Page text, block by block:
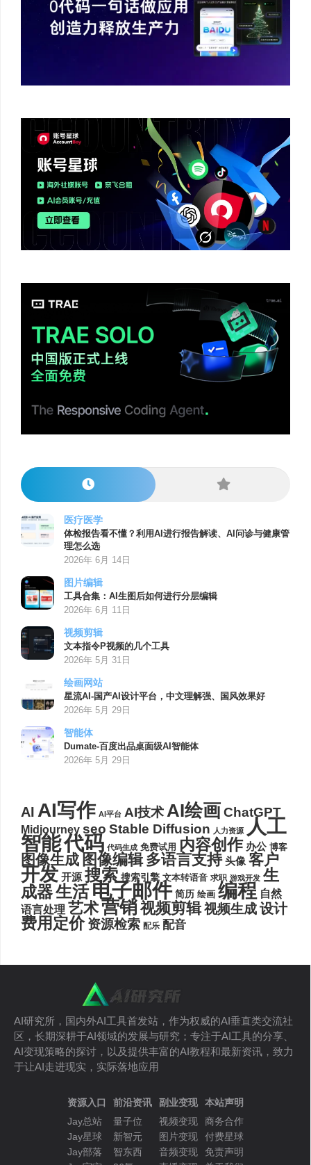
医疗医学
体检报告看不懂？利用AI进行报告解读、AI问诊与健康管
理怎么选
2026年 6月 14日
图片编辑
工具合集：AI生图后如何进行分层编辑
2026年 6月 11日
视频剪辑
文本指令P视频的几个工具
2026年 5月 31日
绘画网站
星流AI-国产AI设计平台，中文理解强、国风效果好
2026年 5月 29日
智能体
Dumate-百度出品桌面级AI智能体
2026年 5月 29日
AI AI写作 AI平台 AI技术AI绘画ChatGPT
Midjourney seo Stable Diffusion 人力资源 人工
智能代码 代码生成 免费试用 内容创作 办公 博客
图像生成 图像编辑 多语言支持 头像 客户
开发 开源 搜索 搜索引擎 文本转语音 求职 游戏开发 生
成器生活电子邮件 简历 绘画 编程 自然
语言处理 艺术营销视频剪辑视频生成设计
费用定价 资源检索 配乐 配音
AI研究所，国内外AI工具首发站，作为权威的AI垂直类交流社
区，长期深耕于AI领域的发展与研究；专注于AI工具的分享、
AI变现策略的探讨，以及提供丰富的AI教程和最新资讯，致力
于让AI走进现实，实际落地应用
资源入口
Jay总站
Jay星球
Jay部落
前沿资讯
量子位
新智元
智东西
副业变现
视频变现
图片变现
音频变现
本站声明
商务合作
付费星球
免责声明